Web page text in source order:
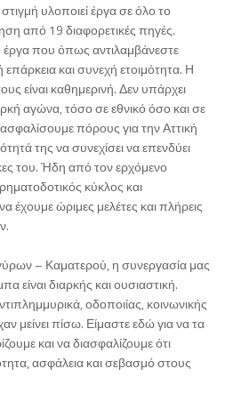
υλοποιεί έργα σε όλο το
από 19 διαφορετικές πηγές.
έργα που όπως αντιλαμβάνεστε
και συνεχή ετοιμότητα. Η
είναι καθημερινή. Δεν υπάρχει
αγώνα, τόσο σε εθνικό όσο και σε
πόρους για την Αττική
της να συνεχίσει να επενδύει
του. Ήδη από τον ερχόμενο
κύκλος και
έχουμε ώριμες μελέτες και πλήρεις
– Καματερού, η συνεργασία μας
είναι διαρκής και ουσιαστική.
οδοποιίας, κοινωνικής
μείνει πίσω. Είμαστε εδώ για να τα
και να διασφαλίζουμε ότι
ασφάλεια και σεβασμό στους